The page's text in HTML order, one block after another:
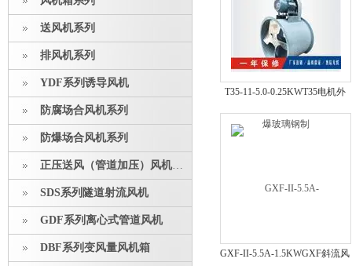
送风机系列
排风机系列
YDF系列诱导风机
防腐场合风机系列
防爆场合风机系列
正压送风（管道加压）风机系列
SDS系列隧道射流风机
GDF系列离心式管道风机
DBF系列变风量风机箱
T35-11-5.0-0.25KWT35电机外
置轴流风机 喷漆风机
GXF-II-5.5A-1.5KWGXF斜流风